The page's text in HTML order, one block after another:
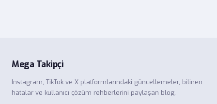
Mega Takipçi
Instagram, TikTok ve X platformlarındaki güncellemeler, bilinen
hatalar ve kullanıcı çözüm rehberlerini paylaşan blog.